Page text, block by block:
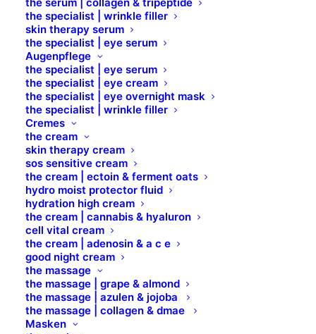
the specialist | wrinkle filler
skin therapy serum
the specialist | eye serum
Augenpflege
the specialist | eye serum
the specialist | eye cream
the specialist | eye overnight mask
the specialist | wrinkle filler
Cremes
the cream
skin therapy cream
sos sensitive cream
the cream | ectoin & ferment oats
hydro moist protector fluid
hydration high cream
the cream | cannabis & hyaluron
cell vital cream
the cream | adenosin & a c e
good night cream
the massage
the massage | grape & almond
the massage | azulen & jojoba
the massage | collagen & dmae
Masken
Pen
Infinity CONTROL